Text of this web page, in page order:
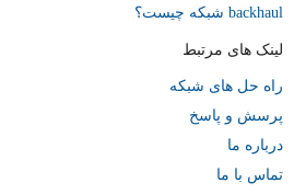
backhaul شبکه چیست؟
لینک های مرتبط
راه حل های شبکه
پرسش و پاسخ
درباره ما
تماس با ما